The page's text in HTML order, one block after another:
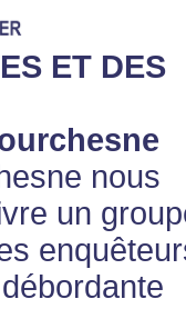
ET DES
nous
un